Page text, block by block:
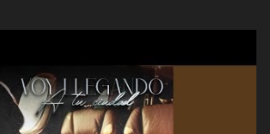
pa febrero vendré frente a ti con mis
sí hacernos novios y verte feliz y muy
ti Música Pregúntame qué es lo que me
unas cuantas horas también pregunta que